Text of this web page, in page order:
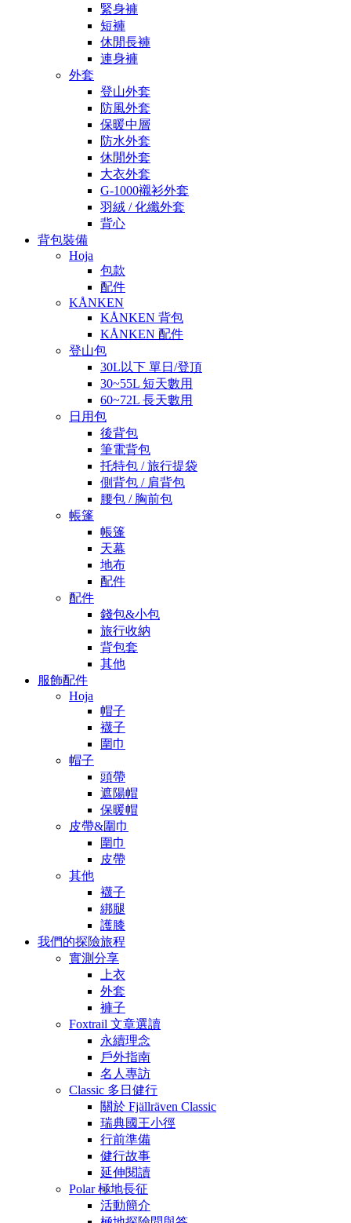
緊身褲
短褲
休閒長褲
連身褲
外套
登山外套
防風外套
保暖中層
防水外套
休閒外套
大衣外套
G-1000襯衫外套
羽絨 / 化纖外套
背心
背包裝備
Hoja
包款
配件
KÅNKEN
KÅNKEN 背包
KÅNKEN 配件
登山包
30L以下 單日/登頂
30~55L 短天數用
60~72L 長天數用
日用包
後背包
筆電背包
托特包 / 旅行提袋
側背包 / 肩背包
腰包 / 胸前包
帳篷
帳篷
天幕
地布
配件
配件
錢包&小包
旅行收納
背包套
其他
服飾配件
Hoja
帽子
襪子
圍巾
帽子
頭帶
遮陽帽
保暖帽
皮帶&圍巾
圍巾
皮帶
其他
襪子
綁腿
護膝
我們的探險旅程
實測分享
上衣
外套
褲子
Foxtrail 文章選讀
永續理念
戶外指南
名人專訪
Classic 多日健行
關於 Fjällräven Classic
瑞典國王小徑
行前準備
健行故事
延伸閱讀
Polar 極地長征
活動簡介